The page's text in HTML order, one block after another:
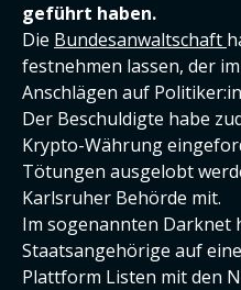
geführt haben.
Die Bundesanwaltschaft
festnehmen lassen, der
Anschlägen auf
Der Beschuldigte habe
Krypto-Währung
Tötungen ausgelobt
Karlsruher Behörde mit.
Im sogenannten Darknet
Staatsangehörige auf
Plattform Listen mit den